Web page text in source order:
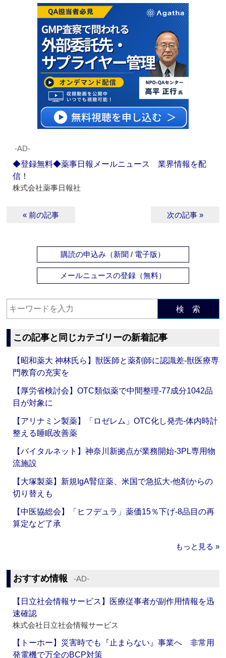
‐AD‐
◆登録無料◆薬事日報メールニュース 業界情報を配
信！
株式会社薬事日報社
« 前の記事 次の記事 »
購読の申込み（新聞 / 電子版）
メールニュースの登録（無料）
検 索
この記事と同じカテゴリーの新着記事
【昭和薬大 神林氏ら】獣医師と薬剤師に認識差‐獣医療専
門教育の充実を
【厚労省検討会】OTC類似薬で中間整理‐77成分1042品
目が対象に
【アリナミン製薬】「ロゼレム」OTC化し発売‐体内時計
整える睡眠改善薬
【バイタルネット】神奈川新拠点が業務開始‐3PL専用物
流施設
【大塚製薬】新規IgA腎症薬、米国で急拡大‐他剤からの
切り替えも
【中医協総会】「ヒフデュラ」薬価15％下げ‐8品目の再
算定など了承
もっと見る »
おすすめ情報 ‐AD‐
【日立社会情報サービス】医療従事者が副作用情報を迅
速確認
株式会社日立社会情報サービス
【トーホー】災害時でも『止まらない』事業へ 非常用
発電機で万全のBCP対策